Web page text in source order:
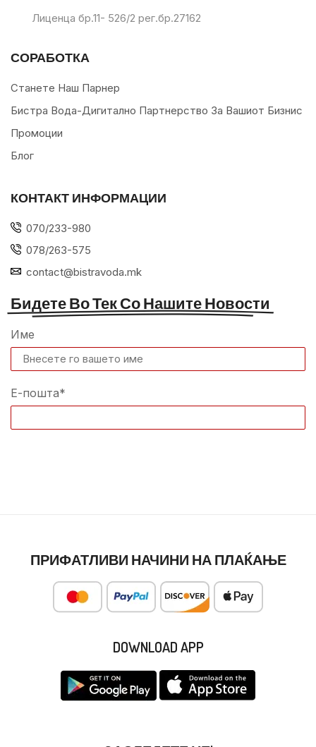
Лиценца бр.11- 526/2 рег.бр.27162
СОРАБОТКА
Станете Наш Парнер
Бистра Вода-Дигитално Партнерство За Вашиот Бизнис
Промоции
Блог
КОНТАКТ ИНФОРМАЦИИ
070/233-980
078/263-575
contact@bistravoda.mk
Бидете Во Тек Со Нашите Новости
Име
Е-пошта*
ПРИФАТЛИВИ НАЧИНИ НА ПЛАЌАЊЕ
DOWNLOAD APP